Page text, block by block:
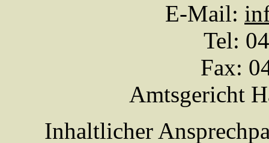
E-Mail:
Tel:
Fax:
Amtsgericht
Inhaltlicher